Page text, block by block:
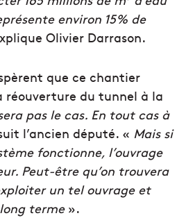
environ 15% de
Olivier Darrason.
que ce chantier
réouverture du tunnel à la
pas le cas. En tout cas à
l’ancien député. « Mais si
fonctionne, l’ouvrage
Peut-être qu’on trouvera
un tel ouvrage et
terme».